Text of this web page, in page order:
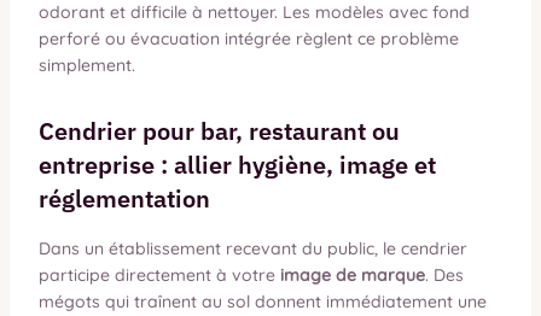
odorant et difficile à nettoyer. Les modèles avec fond
perforé ou évacuation intégrée règlent ce problème
simplement.
Cendrier pour bar, restaurant ou
entreprise : allier hygiène, image et
réglementation
Dans un établissement recevant du public, le cendrier
participe directement à votre image de marque. Des
mégots qui traînent au sol donnent immédiatement une